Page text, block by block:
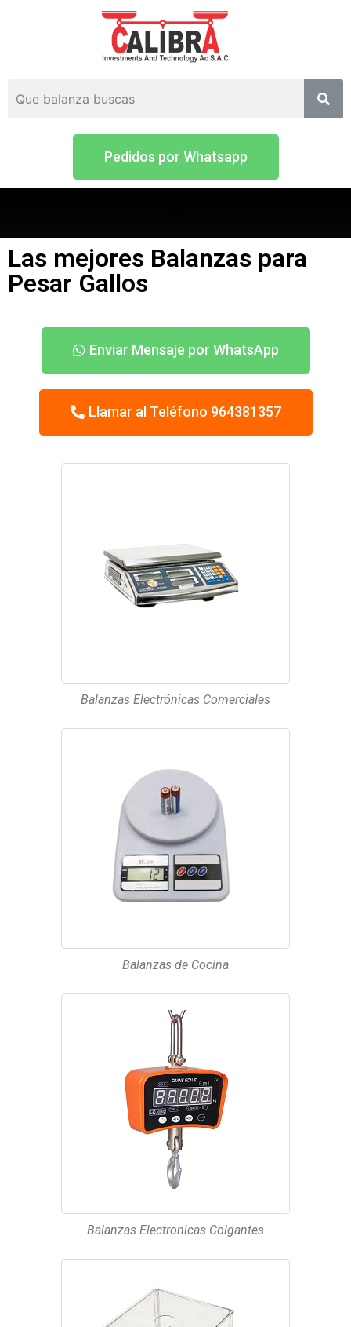
Pedidos por Whatsapp
Las mejores Balanzas para
Pesar Gallos
Enviar Mensaje por WhatsApp
Llamar al Teléfono 964381357
Balanzas Electrónicas Comerciales
Balanzas de Cocina
Balanzas Electronicas Colgantes